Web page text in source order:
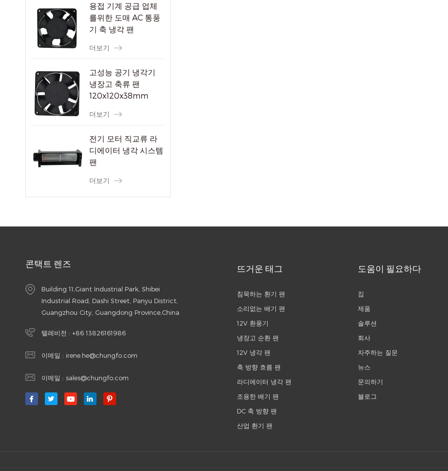
용접 기계 공급 업체
를위한 도매 AC 통풍
기 축 냉각 팬
더보기
고성능 공기 냉각기
냉장고 축류 팬
120x120x38mm
더보기
전기 모터 직교류 라
디에이터 냉각 시스템
팬
더보기
콘택트 렌즈
Building 11,Giant Industrial Park, Shibei
Industrial Road, Dashi Street, Panyu District,
Guangzhou City, Guangdong Province,China
텔레비전 : +86 13826161986
이메일 : irene.he@chungfo.com
이메일 : sales@chungfo.com
뜨거운 태그
침묵하는 환기 팬
소리없는 배기 팬
12V 환풍기
냉장고 순환 팬
12V 냉각 팬
축 방향 흐름 팬
라디에이터 냉각 팬
조용한 배기 팬
DC 축 방향 팬
산업 환기 팬
도움이 필요하다
집
제품
솔루션
회사
자주하는 질문
뉴스
문의하기
블로그